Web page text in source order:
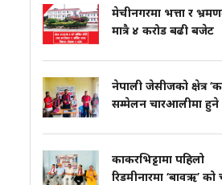
मेचीनगरमा भत्ता र
मात्रै ४ करोड बढी बजेट
नेपाली जेसीजको क्षेत्र
सम्मेलन चारआलीमा हुने
काकरभिट्टामा पहिलो
रिडमीनारमा ‘बावऋ’ को